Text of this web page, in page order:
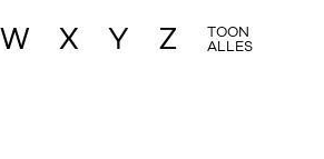
W X Y Z
TOON
ALLES